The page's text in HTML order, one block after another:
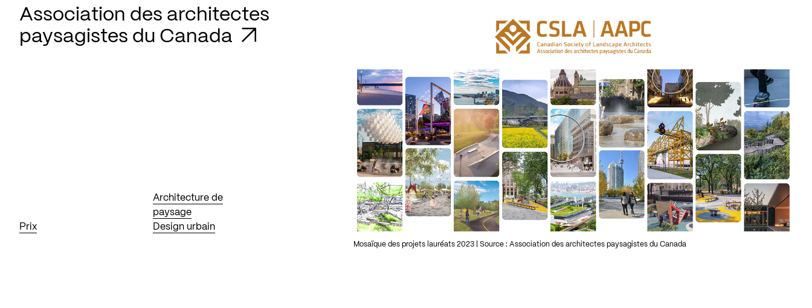
Association des architectes
paysagistes du Canada
Prix
Architecture de
paysage
Design urbain
Mosaïque des projets lauréats 2023 | Source : Association des architectes paysagistes du Canada